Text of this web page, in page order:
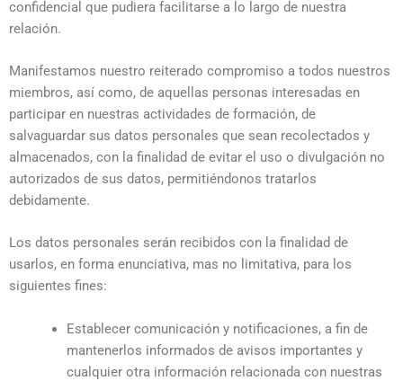
confidencial que pudiera facilitarse a lo largo de nuestra
relación.
Manifestamos nuestro reiterado compromiso a todos nuestros
miembros, así como, de aquellas personas interesadas en
participar en nuestras actividades de formación, de
salvaguardar sus datos personales que sean recolectados y
almacenados, con la finalidad de evitar el uso o divulgación no
autorizados de sus datos, permitiéndonos tratarlos
debidamente.
Los datos personales serán recibidos con la finalidad de
usarlos, en forma enunciativa, mas no limitativa, para los
siguientes fines:
Establecer comunicación y notificaciones, a fin de
mantenerlos informados de avisos importantes y
cualquier otra información relacionada con nuestras